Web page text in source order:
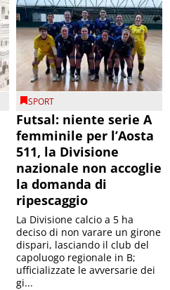
SPORT
Futsal: niente serie A
femminile per l’Aosta
511, la Divisione
nazionale non accoglie
la domanda di
ripescaggio
La Divisione calcio a 5 ha
deciso di non varare un girone
dispari, lasciando il club del
capoluogo regionale in B;
ufficializzate le avversarie dei
gi...